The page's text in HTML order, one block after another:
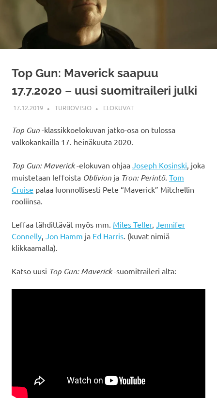
Top Gun: Maverick saapuu
17.7.2020 – uusi suomitraileri julki
17.12.2019 TURBOVISIO ELOKUVAT
Top Gun -klassikkoelokuvan jatko-osa on tulossa
valkokankailla 17. heinäkuuta 2020.
Top Gun: Maverick-elokuvan ohjaa Joseph Kosinski , joka
muistetaan leffoista Oblivion ja Tron: Perintö. Tom
Cruise palaa luonnollisesti Pete “Maverick” Mitchellin
rooliinsa.
Leffaa tähdittävät myös mm. Miles Teller, Jennifer
Connelly
Jon Hamm ja Ed Harris . (kuvat nimiä
klikkaamalla).
Katso uusi Top Gun: Maverick-suomitraileri alta: